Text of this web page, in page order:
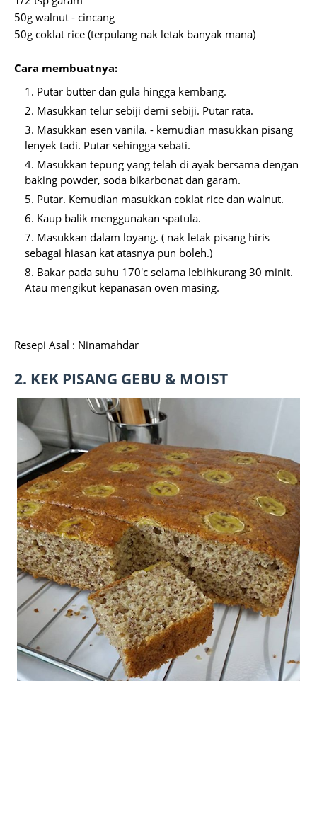
50g walnut - cincang
50g coklat rice (terpulang nak letak banyak mana)
Cara membuatnya:
Putar butter dan gula hingga kembang.
Masukkan telur sebiji demi sebiji. Putar rata.
Masukkan esen vanila. - kemudian masukkan pisang
lenyek tadi. Putar sehingga sebati.
Masukkan tepung yang telah di ayak bersama dengan
baking powder, soda bikarbonat dan garam.
Putar. Kemudian masukkan coklat rice dan walnut.
Kaup balik menggunakan spatula.
Masukkan dalam loyang. ( nak letak pisang hiris
sebagai hiasan kat atasnya pun boleh.)
Bakar pada suhu 170'c selama lebihkurang 30 minit.
Atau mengikut kepanasan oven masing.
Resepi Asal : Ninamahdar
2. KEK PISANG GEBU & MOIST